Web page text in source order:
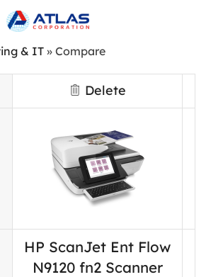
& IT » Compare
Delete
HP ScanJet Ent Flow
N9120 fn2 Scanner